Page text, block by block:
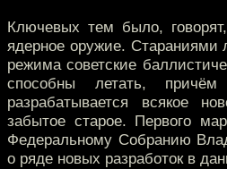
Ключевых тем было,
ядерное оружие. Стараниями
режима советские
способны летать,
разрабатывается всякое
забытое старое. Первого
Федеральному Собранию
о ряде новых разработок в